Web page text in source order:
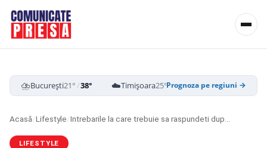
⛈️București21°/38° ☁️Timișoara25°/39° ⛈️Cluj-Napoca
Prognoza pe regiuni →
Acasă/Lifestyle/
LIFESTYLE